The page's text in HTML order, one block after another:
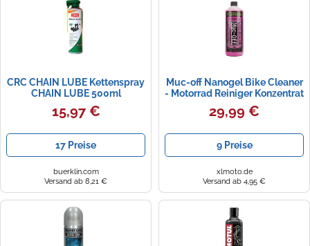
CRC CHAIN LUBE Kettenspray
CHAIN LUBE 500ml
15,97 €
17 Preise
buerklin.com
Versand ab 8,21 €
Muc-off Nanogel Bike Cleaner
- Motorrad Reiniger Konzentrat
29,99 €
9 Preise
xlmoto.de
Versand ab 4,95 €